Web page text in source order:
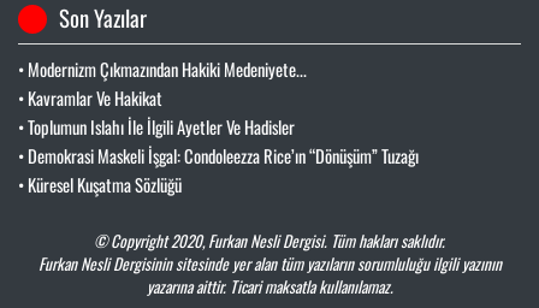
Son Yazılar
• Modernizm Çıkmazından Hakiki Medeniyete...
• Kavramlar Ve Hakikat
• Toplumun Islahı İle İlgili Ayetler Ve Hadisler
• Demokrasi Maskeli İşgal: Condoleezza Rice’ın “Dönüşüm” Tuzağı
• Küresel Kuşatma Sözlüğü
© Copyright 2020,Furkan Nesli Dergisi. Tüm hakları saklıdır.
Furkan Nesli Dergisinin sitesinde yer alan tüm yazıların sorumluluğu ilgili yazının
yazarına aittir. Ticari maksatla kullanılamaz.